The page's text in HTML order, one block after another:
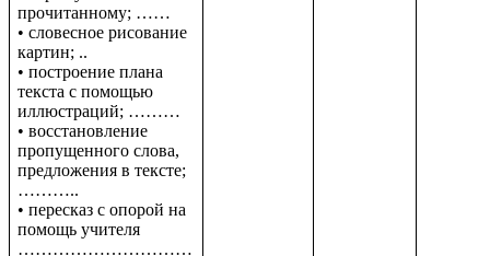
прочитанному; ……
• словесное рисование
картин; ..
• построение плана
текста с помощью
иллюстраций; ………
• восстановление
пропущенного слова,
предложения в тексте;
………..
• пересказ с опорой на
помощь учителя
…………………………